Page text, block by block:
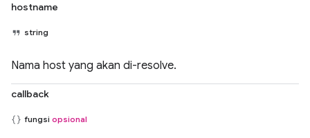
hostname
string
Nama host yang akan di-resolve.
callback
fungsi opsional